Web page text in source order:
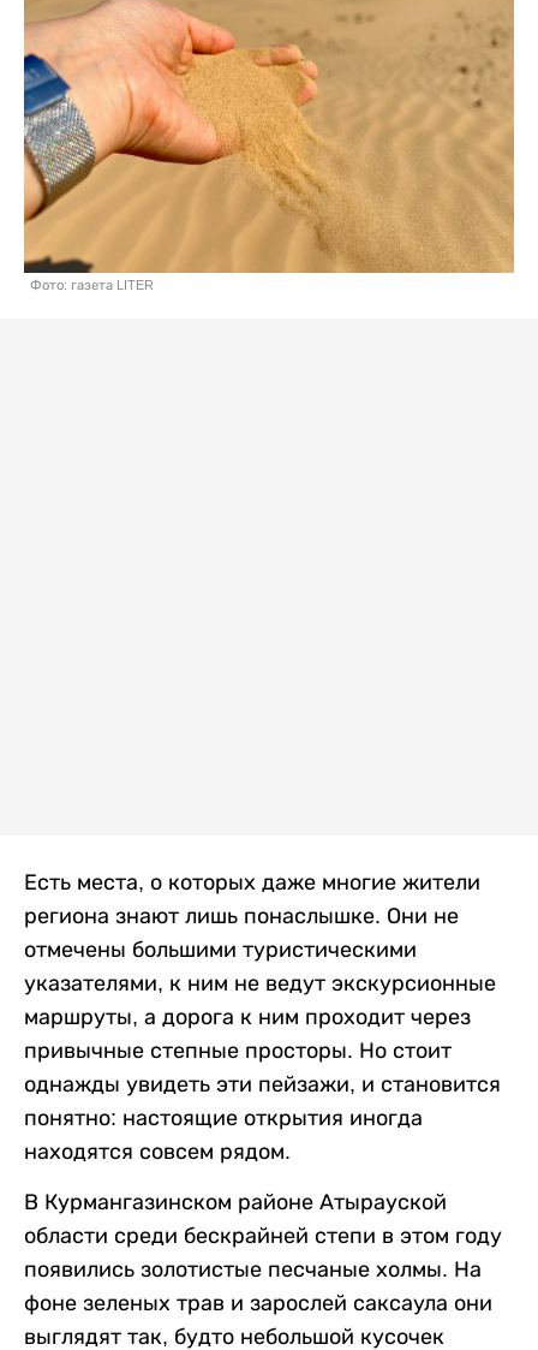
Фото: газета LITER
Есть места, о которых даже многие жители
региона знают лишь понаслышке. Они не
отмечены большими туристическими
указателями, к ним не ведут экскурсионные
маршруты, а дорога к ним проходит через
привычные степные просторы. Но стоит
однажды увидеть эти пейзажи, и становится
понятно: настоящие открытия иногда
находятся совсем рядом.
В Курмангазинском районе Атырауской
области среди бескрайней степи в этом году
появились золотистые песчаные холмы. На
фоне зеленых трав и зарослей саксаула они
выглядят так, будто небольшой кусочек